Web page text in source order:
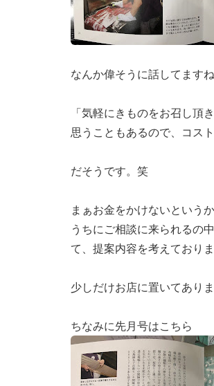
なんか偉そうに話してます
「気軽にきものをお召し
思うこともあるので、コス
だそうです。笑
まぁお金をかけないという
うちにご相談に来られるの
て、提案内容を考えておりま
少しだけお店に置いてあり
ちなみに先月号はこちら